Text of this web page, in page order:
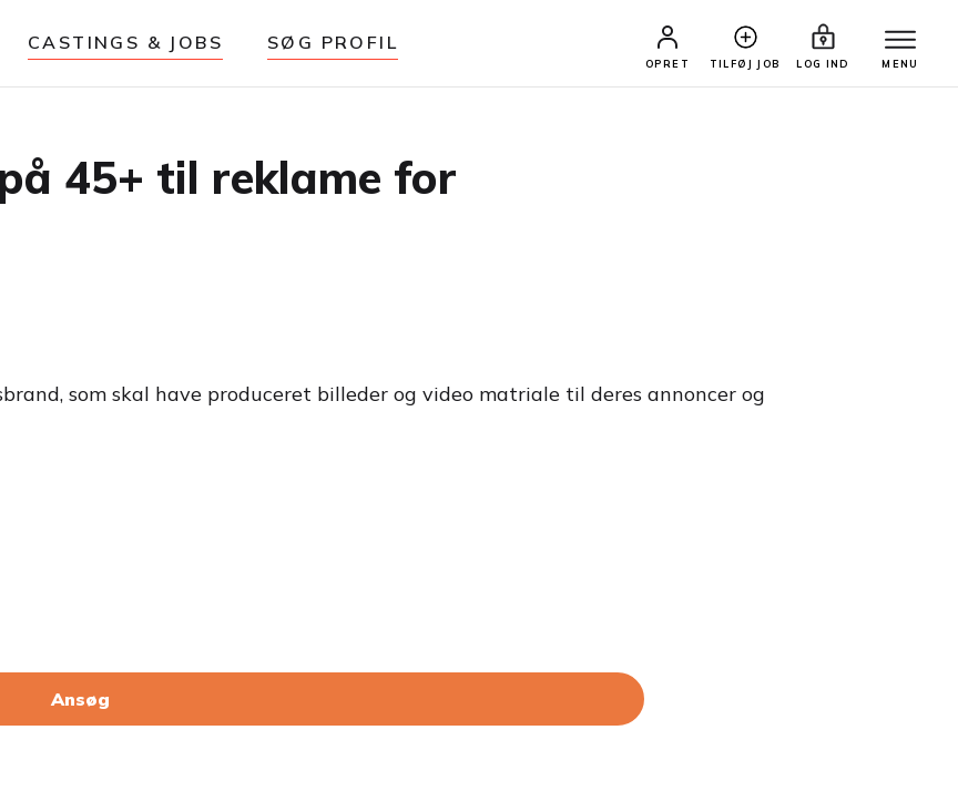
CASTINGS & JOBS SØG PROFIL
OPRET TILFØJ JOB LOG IND MENU
45+ til reklame for
som skal have produceret billeder og video matriale til deres annoncer og
Ansøg